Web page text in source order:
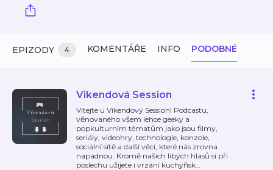
EPIZODY 4 KOMENTÁŘE INFO PODOBNÉ
Vikendová Session
Vítejte u Víkendový Session! Podcastu,
věnovaného všem lehce geeky a
popkulturním tématům jako jsou filmy,
seriály, videohry, technologie, konzole,
sociální sítě a další věci, které nás zrovna
napadnou. Kromě našich libých hlasů si při
poslechu užijete i vrzání kuchyňsk…